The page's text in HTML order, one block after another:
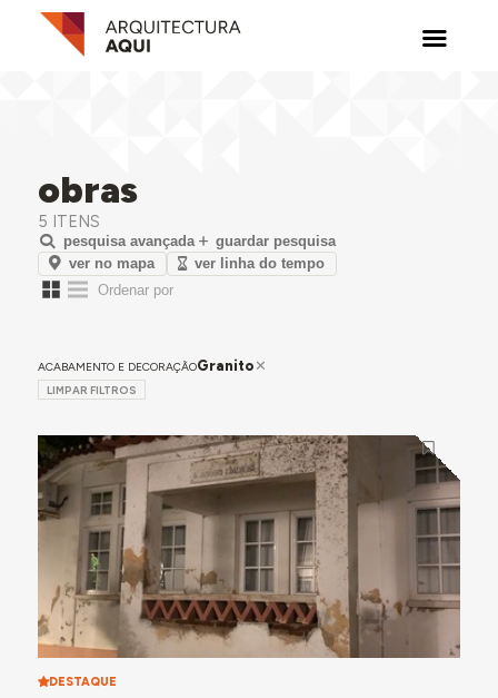
obras
5 ITENS
pesquisa avançada
guardar pesquisa
ver no mapa
ver linha do tempo
ACABAMENTO E DECORAÇÃOGranito
LIMPAR FILTROS
DESTAQUE